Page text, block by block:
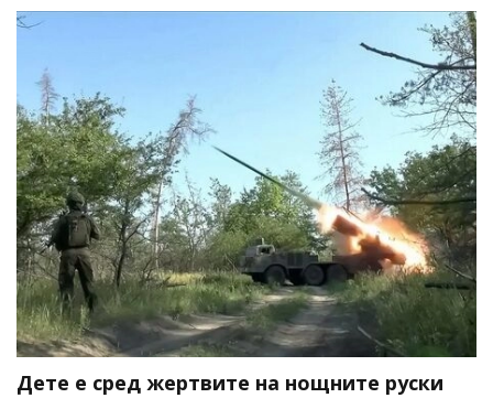
Дете е сред жертвите на нощните руски